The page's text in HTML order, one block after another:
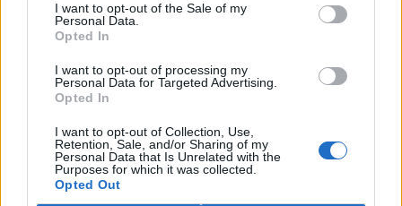
I want to opt-out of the Sale of my
Personal Data.
Opted In
I want to opt-out of processing my
Personal Data for Targeted Advertising.
Opted In
I want to opt-out of Collection, Use,
Retention, Sale, and/or Sharing of my
Personal Data that Is Unrelated with the
Purposes for which it was collected.
Opted Out
vyplývá z deseti hodnocených vodoměrných profilů. Bouřky
pomáhají situaci jen lokálně a krátkodobě, zásadní plošné zlepšení
lze čekat, až přijdou trvalejší a plošné srážky, uvedla v tiskové
zprávě mluvčí Povodí Moravy Jana Kučerová.
30.7.2026 18:05 | LUŽE (ČTK)
Diskuse: 6
Ve středu večer zemřel v